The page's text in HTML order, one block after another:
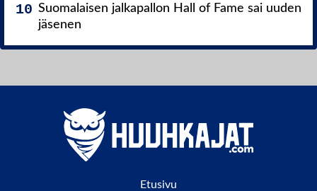
Suomalaisen jalkapallon Hall of Fame sai uuden
jäsenen
Etusivu